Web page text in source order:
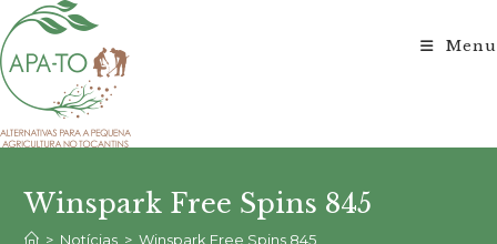
para
o
conteúdo
Menu
Winspark Free Spins 845
> Notícias > Winspark Free Spins 845